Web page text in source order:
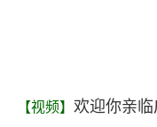
【视频】 欢迎你亲